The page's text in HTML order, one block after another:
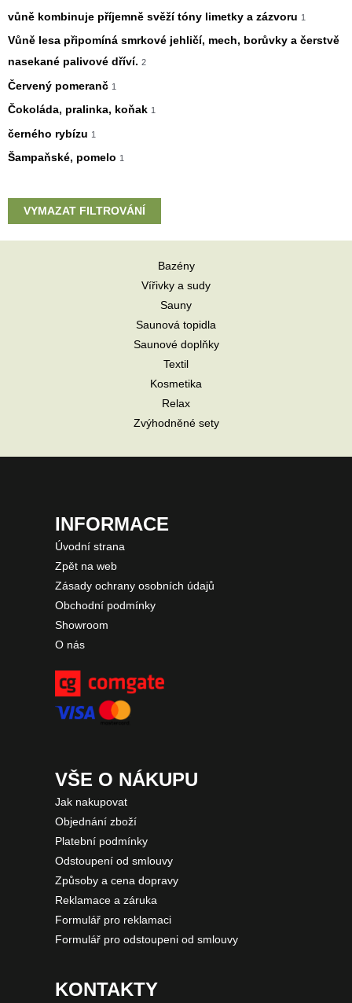
vůně kombinuje příjemně svěží tóny limetky a zázvoru 1
Vůně lesa připomíná smrkové jehličí, mech, borůvky a čerstvě
nasekané palivové dříví. 2
Červený pomeranč 1
Čokoláda, pralinka, koňak 1
černého rybízu 1
Šampaňské, pomelo 1
VYMAZAT FILTROVÁNÍ
Bazény
Vířivky a sudy
Sauny
Saunová topidla
Saunové doplňky
Textil
Kosmetika
Relax
Zvýhodněné sety
INFORMACE
Úvodní strana
Zpět na web
Zásady ochrany osobních údajů
Obchodní podmínky
Showroom
O nás
VŠE O NÁKUPU
Jak nakupovat
Objednání zboží
Platební podmínky
Odstoupení od smlouvy
Způsoby a cena dopravy
Reklamace a záruka
Formulář pro reklamaci
Formulář pro odstoupeni od smlouvy
KONTAKTY